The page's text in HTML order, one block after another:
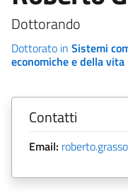
Dottorando
Dottorato in Sistemi
economiche e della vita
Contatti
Email: